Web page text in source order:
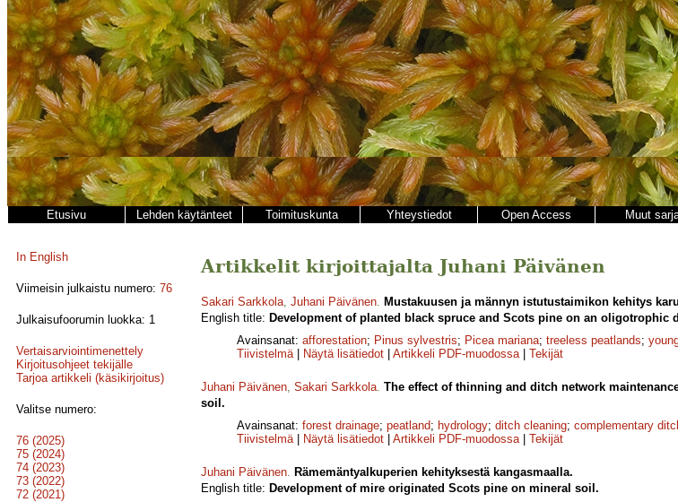
Etusivu Lehden käytänteet Toimituskunta Yhteystiedot Open Access Muut
In English
Viimeisin julkaistu numero: 76
Julkaisufoorumin luokka: 1
Vertaisarviointimenettely
Kirjoitusohjeet tekijälle
Tarjoa artikkeli (käsikirjoitus)
Valitse numero:
76 (2025)
75 (2024)
74 (2023)
73 (2022)
72 (2021)
Artikkelit kirjoittajalta Juhani Päivänen
Sakari Sarkkola, Juhani Päivänen. Mustakuusen ja männyn istutustaimikon kehitys
English title: Development of planted black spruce and Scots pine on an oligotrophic
Avainsanat: afforestation; Pinus sylvestris; Picea mariana; treeless peatlands;
Tiivistelmä| Näytä lisätiedot Artikkeli PDF-muodossa| Tekijät
Juhani Päivänen, Sakari Sarkkola. The effect of thinning and ditch network
soil.
Avainsanat: forest drainage; peatland; hydrology; ditch cleaning; complementary
Tiivistelmä| Näytä lisätiedot Artikkeli PDF-muodossa| Tekijät
Juhani Päivänen. Rämemäntyalkuperien kehityksestä kangasmaalla.
English title: Development of mire originated Scots pine on mineral soil.